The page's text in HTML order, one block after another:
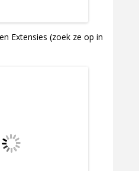
Extensies (zoek ze op in